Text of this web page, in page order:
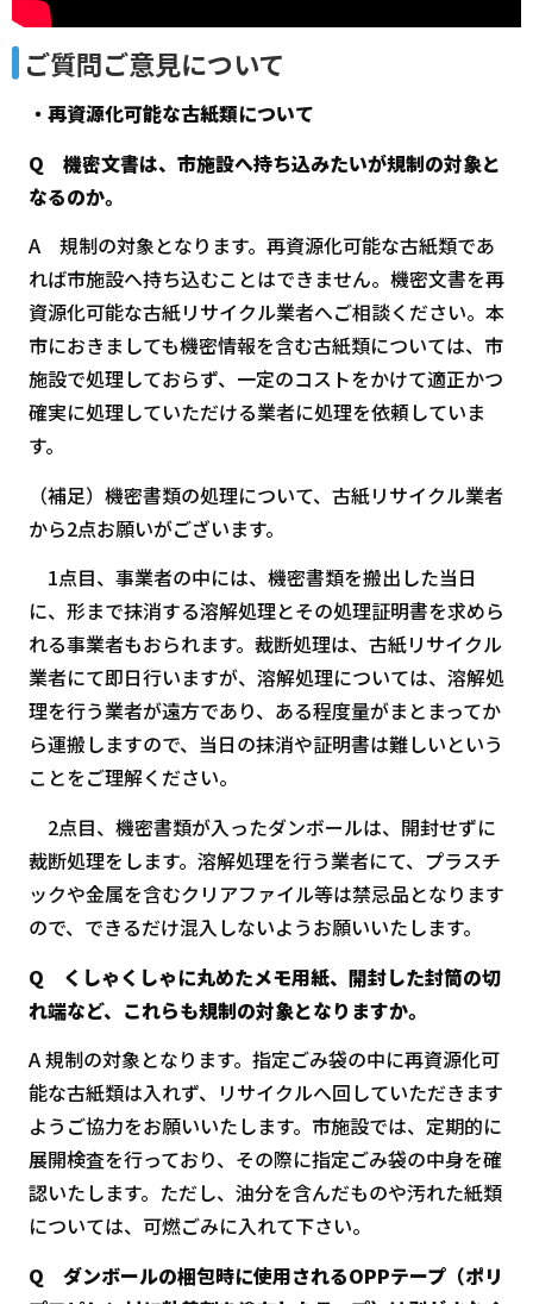
ご質問ご意見について
・再資源化可能な古紙類について
Q 機密文書は、市施設へ持ち込みたいが規制の対象と
なるのか。
A 規制の対象となります。再資源化可能な古紙類であ
れば市施設へ持ち込むことはできません。機密文書を再
資源化可能な古紙リサイクル業者へご相談ください。本
市におきましても機密情報を含む古紙類については、市
施設で処理しておらず、一定のコストをかけて適正かつ
確実に処理していただける業者に処理を依頼していま
す。
（補足）機密書類の処理について、古紙リサイクル業者
から2点お願いがございます。
1点目、事業者の中には、機密書類を搬出した当日
に、形まで抹消する溶解処理とその処理証明書を求めら
れる事業者もおられます。裁断処理は、古紙リサイクル
業者にて即日行いますが、溶解処理については、溶解処
理を行う業者が遠方であり、ある程度量がまとまってか
ら運搬しますので、当日の抹消や証明書は難しいという
ことをご理解ください。
2点目、機密書類が入ったダンボールは、開封せずに
裁断処理をします。溶解処理を行う業者にて、プラスチ
ックや金属を含むクリアファイル等は禁忌品となります
ので、できるだけ混入しないようお願いいたします。
Q くしゃくしゃに丸めたメモ用紙、開封した封筒の切
れ端など、これらも規制の対象となりますか。
A 規制の対象となります。指定ごみ袋の中に再資源化可
能な古紙類は入れず、リサイクルへ回していただきます
ようご協力をお願いいたします。市施設では、定期的に
展開検査を行っており、その際に指定ごみ袋の中身を確
認いたします。ただし、油分を含んだものや汚れた紙類
については、可燃ごみに入れて下さい。
Q ダンボールの梱包時に使用されるOPPテープ（ポリ